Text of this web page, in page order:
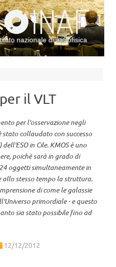
nazionale di astrofisica
il VLT
per l'osservazione negli
stato collaudato con successo
in Cile. KMOS è uno
poichè sarà in grado di
oggetti simultaneamente in
allo stesso tempo la struttura.
di come le galassie
primordiale - e questo
sia stato possibile fino ad
12/12/2012